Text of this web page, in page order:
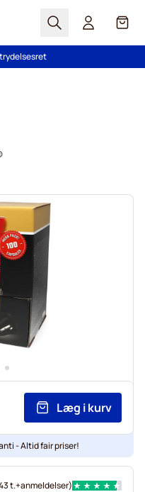
Søg Cart
over 349 kr.
Læg i kurv
- Altid fair priser!
t.+anmeldelser)